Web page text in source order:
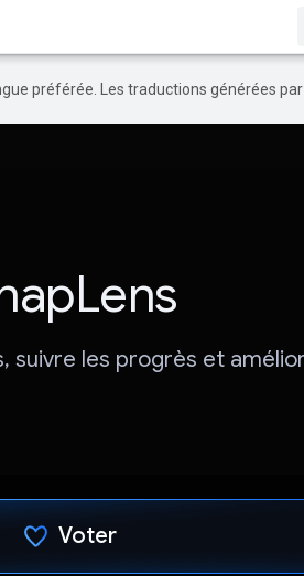
préférée. Les traductions générées
suivre les progrès et
Voter